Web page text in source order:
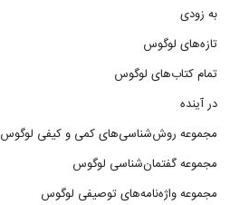
به زودی
تازه‌های لوگوس
تمام کتاب‌های لوگوس
در آینده
مجموعه روش‌شناسی‌های کمی و کیفی لوگوس
مجموعه گفتمان‌شناسی لوگوس
مجموعه واژه‌نامه‌های توصیفی لوگوس